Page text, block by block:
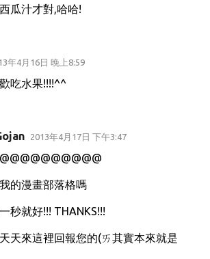
瓜汁才對,哈哈!
年4月16日 晚上8:59
吃水果!!!!^^
2013年4月17日 下午3:47
的漫畫部落格嗎
秒就好!!! THANKS!!!
天來這裡回報您的(ㄞ其實本來就是